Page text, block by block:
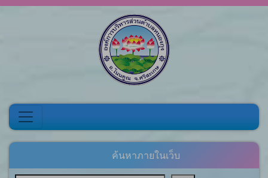
ค้นหาภายในเว็บ